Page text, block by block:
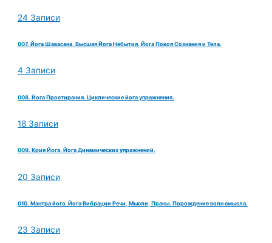
24 Записи
007. Йога Шавасана. Высшая Йога Небытия. Йога Покоя Сознания и Тела.
4 Записи
008. Йога Простирания. Циклические йога упражнения.
18 Записи
009. Крия Йога. Йога Динамических упражнений.
20 Записи
010. Мантра йога. Йога Вибрации Речи, Мысли, Праны. Порождение волн смысла.
23 Записи